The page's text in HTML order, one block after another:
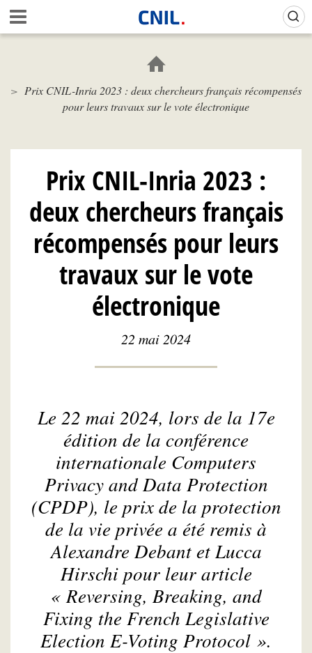
Aller
au
contenu
c
i
l
N
I
L
Prix CNIL-Inria 2023 : deux chercheurs français récompensés
pour leurs travaux sur le vote électronique
Prix CNIL-Inria 2023 :
deux chercheurs français
récompensés pour leurs
travaux sur le vote
électronique
22 mai 2024
Le 22 mai 2024, lors de la 17e
édition de la conférence
internationale Computers
Privacy and Data Protection
(CPDP), le prix de la protection
de la vie privée a été remis à
Alexandre Debant et Lucca
Hirschi pour leur article
« Reversing, Breaking, and
Fixing the French Legislative
Election E-Voting Protocol ».
Gestion de vos préférences sur les cookies (témoins de connexion)